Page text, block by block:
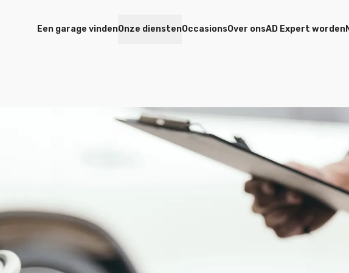
Een garage vindenOnze dienstenOccasionsOver onsAD Expert worden